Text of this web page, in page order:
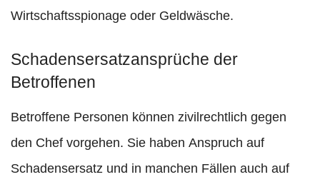
Wirtschaftsspionage oder Geldwäsche.
Schadensersatzansprüche der
Betroffenen
Betroffene Personen können zivilrechtlich gegen
den Chef vorgehen. Sie haben Anspruch auf
Schadensersatz und in manchen Fällen auch auf